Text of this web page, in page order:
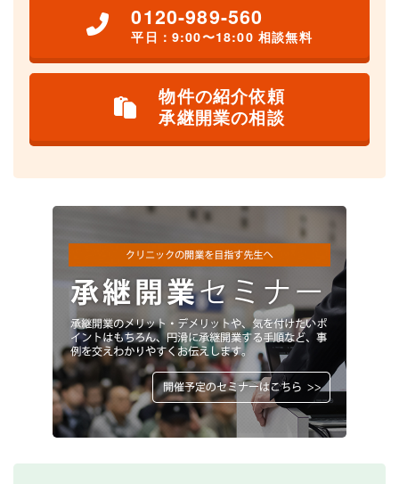
0120-989-560
平日：9:00〜18:00 相談無料
物件の紹介依頼
承継開業の相談